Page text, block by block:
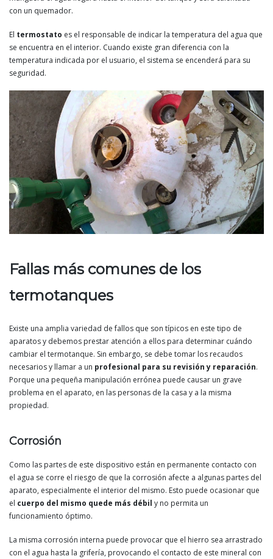
con un quemador.
El termostato es el responsable de indicar la temperatura del agua que
se encuentra en el interior. Cuando existe gran diferencia con la
temperatura indicada por el usuario, el sistema se encenderá para su
seguridad.
Fallas más comunes de los
termotanques
Existe una amplia variedad de fallos que son típicos en este tipo de
aparatos y debemos prestar atención a ellos para determinar cuándo
cambiar el termotanque. Sin embargo, se debe tomar los recaudos
necesarios y llamar a un profesional para su revisión y reparación.
Porque una pequeña manipulación errónea puede causar un grave
problema en el aparato, en las personas de la casa y a la misma
propiedad.
Corrosión
Como las partes de este dispositivo están en permanente contacto con
el agua se corre el riesgo de que la corrosión afecte a algunas partes del
aparato, especialmente el interior del mismo. Esto puede ocasionar que
el cuerpo del mismo quede más débil y no permita un
funcionamiento óptimo.
La misma corrosión interna puede provocar que el hierro sea arrastrado
con el agua hasta la grifería, provocando el contacto de este mineral con